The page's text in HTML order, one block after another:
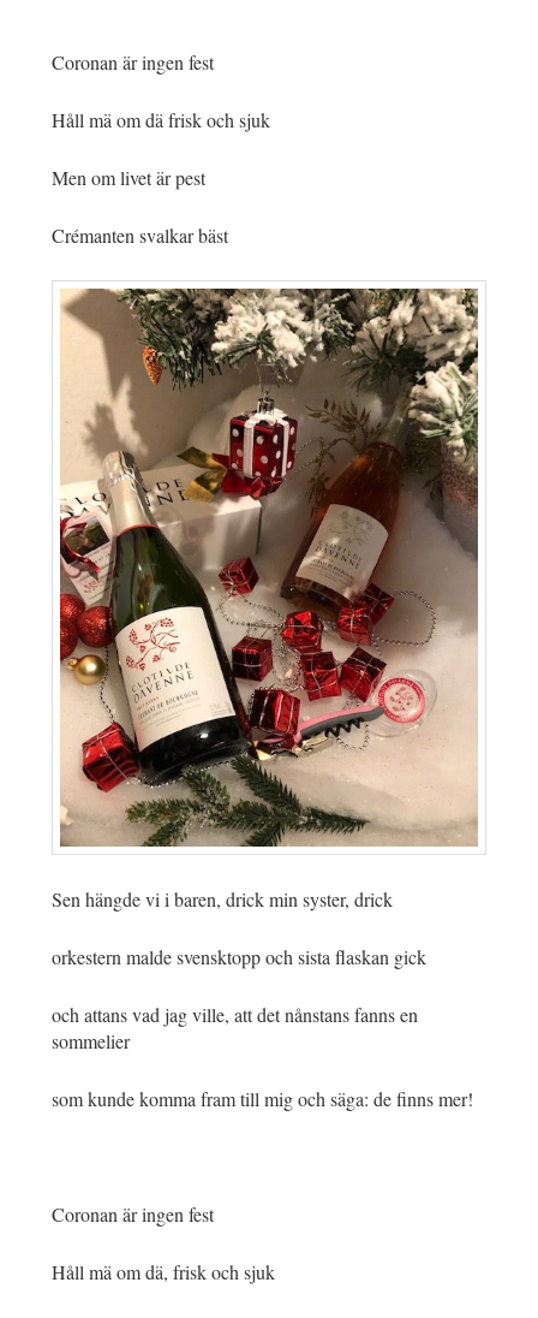
Coronan är ingen fest
Håll mä om dä frisk och sjuk
Men om livet är pest
Crémanten svalkar bäst
Sen hängde vi i baren, drick min syster, drick
orkestern malde svensktopp och sista flaskan gick
och attans vad jag ville, att det nånstans fanns en
sommelier
som kunde komma fram till mig och säga: de finns mer!
Coronan är ingen fest
Håll mä om dä, frisk och sjuk